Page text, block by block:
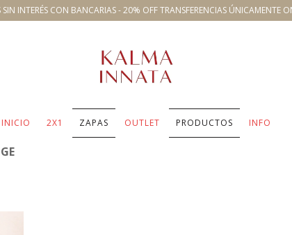
INTERÉS CON BANCARIAS - 20% OFF TRANSFERENCIAS ÚNICAMENTE
INICIO 2X1 ZAPAS OUTLET PRODUCTOS INFO